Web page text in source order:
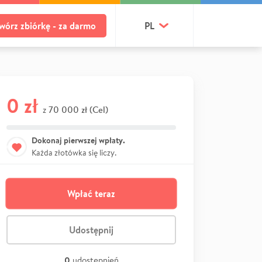
zbiórkę - za darmo PL
0 zł z 70 000 zł (Cel)
Dokonaj pierwszej wpłaty.
Każda złotówka się liczy.
Wpłać teraz
Udostępnij